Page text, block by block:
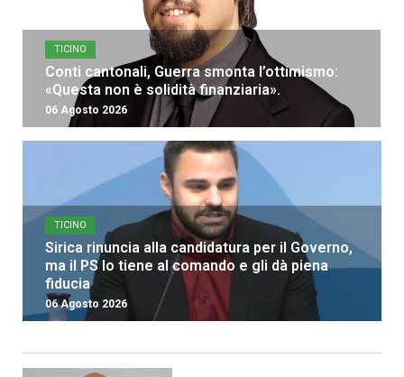
TICINO
Conti cantonali, Guerra smonta l’ottimismo:
«Questa non è solidità finanziaria».
06 Agosto 2026
TICINO
Sirica rinuncia alla candidatura per il Governo,
ma il PS lo tiene al comando e gli dà piena
fiducia
06 Agosto 2026